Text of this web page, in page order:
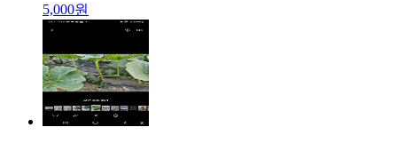
5,000원